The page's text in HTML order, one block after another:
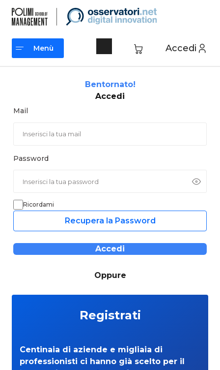
contenuto
Accedi
Menù
Bentornato!
Accedi
Mail
Password
Ricordami
Recupera la Password
Accedi
Oppure
Registrati
Centinaia di aziende e migliaia di
professionisti ci hanno già scelto per il